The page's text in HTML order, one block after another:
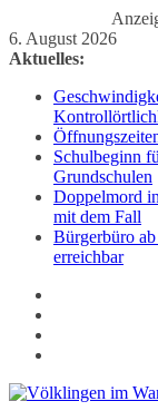
Zum
Inhalt
6. August 2026
Aktuelles:
Schulbeginn
Grundschulen
Doppelmord
mit dem Fall
Bürgerbüro
erreichbar